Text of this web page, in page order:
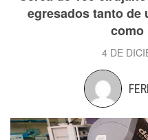
egresados tanto de
como
4 DE